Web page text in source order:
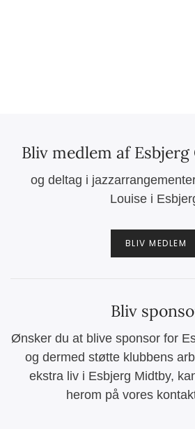
Bliv medlem af
og deltag i
Louise i
BLIV MEDLEM
Bliv
Ønsker du at blive sponsor for
og dermed støtte klubbens
ekstra liv i Esbjerg Midtby,
herom på vores